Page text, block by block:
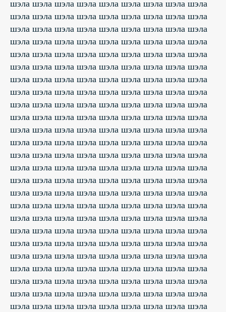
шэла шэла шэла шэла шэла шэла шэла шэла шэла
шэла шэла шэла шэла шэла шэла шэла шэла шэла
шэла шэла шэла шэла шэла шэла шэла шэла шэла
шэла шэла шэла шэла шэла шэла шэла шэла шэла
шэла шэла шэла шэла шэла шэла шэла шэла шэла
шэла шэла шэла шэла шэла шэла шэла шэла шэла
шэла шэла шэла шэла шэла шэла шэла шэла шэла
шэла шэла шэла шэла шэла шэла шэла шэла шэла
шэла шэла шэла шэла шэла шэла шэла шэла шэла
шэла шэла шэла шэла шэла шэла шэла шэла шэла
шэла шэла шэла шэла шэла шэла шэла шэла шэла
шэла шэла шэла шэла шэла шэла шэла шэла шэла
шэла шэла шэла шэла шэла шэла шэла шэла шэла
шэла шэла шэла шэла шэла шэла шэла шэла шэла
шэла шэла шэла шэла шэла шэла шэла шэла шэла
шэла шэла шэла шэла шэла шэла шэла шэла шэла
шэла шэла шэла шэла шэла шэла шэла шэла шэла
шэла шэла шэла шэла шэла шэла шэла шэла шэла
шэла шэла шэла шэла шэла шэла шэла шэла шэла
шэла шэла шэла шэла шэла шэла шэла шэла шэла
шэла шэла шэла шэла шэла шэла шэла шэла шэла
шэла шэла шэла шэла шэла шэла шэла шэла шэла
шэла шэла шэла шэла шэла шэла шэла шэла шэла
шэла шэла шэла шэла шэла шэла шэла шэла шэла
шэла шэла шэла шэла шэла шэла шэла шэла шэла